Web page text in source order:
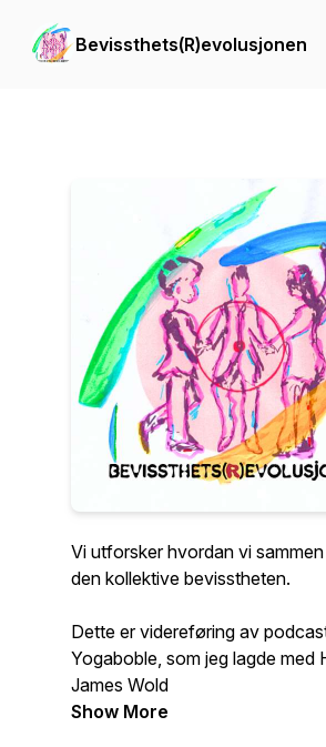
Bevissthets(R)evolusjonen
Vi utforsker hvordan vi
den kollektive bevisstheten.
Dette er videreføring av
Yogaboble, som jeg lagde med
James Wold
Show More